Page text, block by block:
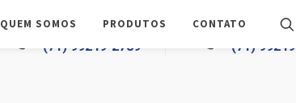
TELEFONE
(71) 99249-2789
WHATSAPP
(71)
QUEM SOMOS PRODUTOS CONTATO